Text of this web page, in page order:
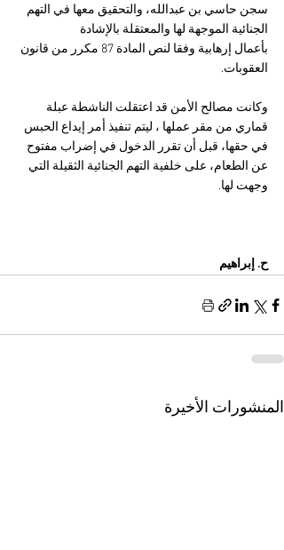
سجن حاسي بن عبدالله، والتحقيق معها في التهم
الجنائية الموجهة لها والمعتقلة بالإشادة
بأعمال إرهابية وفقا لنص المادة 87 مكرر من قانون
العقوبات.
وكانت مصالح الأمن قد اعتقلت الناشطة عبلة
قماري من مقر عملها ، ليتم تنفيذ أمر إيداع الحبس
في حقها، قبل أن تقرر الدخول في إضراب مفتوح
عن الطعام، على خلفية التهم الجنائية الثقيلة التي
وجهت لها.
ح. إبراهيم
المنشورات الأخيرة